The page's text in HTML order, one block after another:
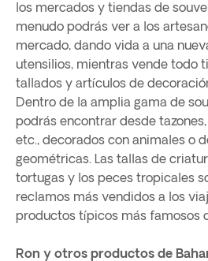
los mercados y tiendas de
menudo podrás ver a los
mercado, dando vida a una
utensilios, mientras vende todo
tallados y artículos de
Dentro de la amplia gama de
podrás encontrar desde
etc., decorados con animales o
geométricas. Las tallas de
tortugas y los peces tropicales
reclamos más vendidos a los
productos típicos más famosos
Ron y otros productos de